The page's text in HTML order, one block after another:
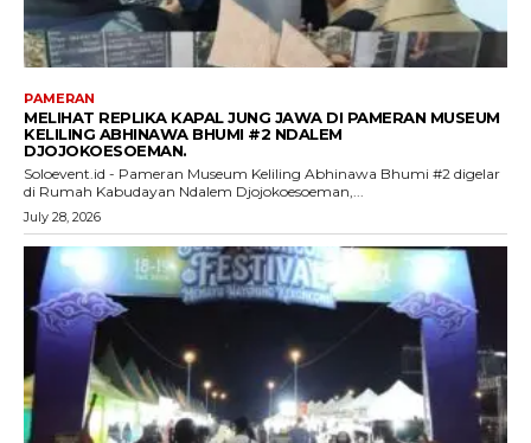
PAMERAN
MELIHAT REPLIKA KAPAL JUNG JAWA DI PAMERAN MUSEUM
KELILING ABHINAWA BHUMI #2 NDALEM
DJOJOKOESOEMAN.
Soloevent.id - Pameran Museum Keliling Abhinawa Bhumi #2 digelar
di Rumah Kabudayan Ndalem Djojokoesoeman,...
July 28, 2026